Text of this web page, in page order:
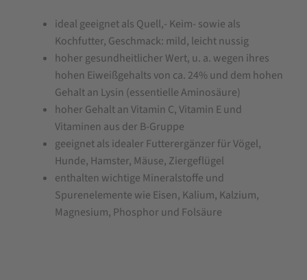
ideal geeignet als Quell,- Keim- sowie als
Kochfutter, Geschmack: mild, leicht nussig
hoher gesundheitlicher Wert, u. a. wegen ihres
hohen Eiweißgehalts von ca. 24% und dem hohen
Gehalt an Lysin (essentielle Aminosäure)
hoher Gehalt an Vitamin C, Vitamin E und
Vitaminen aus der B-Gruppe
geeignet als idealer Futterergänzer für Vögel,
Hunde, Hamster, Mäuse, Ziergeflügel
enthalten wichtige Mineralstoffe und
Spurenelemente wie Eisen, Kalium, Kalzium,
Magnesium, Phosphor und Folsäure